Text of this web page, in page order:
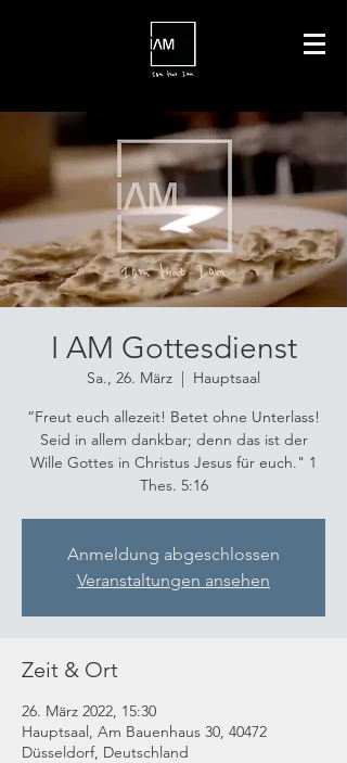
I AM Gottesdienst
Sa., 26. März
  |
Hauptsaal
“Freut euch allezeit! Betet ohne Unterlass!
Seid in allem dankbar; denn das ist der
Wille Gottes in Christus Jesus für euch." 1
Thes. 5:16
Anmeldung abgeschlossen
Veranstaltungen ansehen
Zeit & Ort
26. März 2022, 15:30
Hauptsaal, Am Bauenhaus 30, 40472
Düsseldorf, Deutschland